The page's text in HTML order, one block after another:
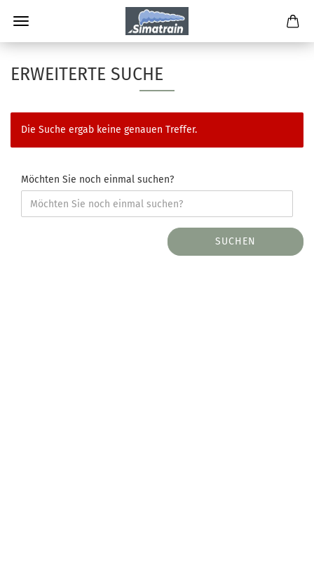
ERWEITERTE SUCHE
Die Suche ergab keine genauen Treffer.
Möchten Sie noch einmal suchen?
SUCHEN